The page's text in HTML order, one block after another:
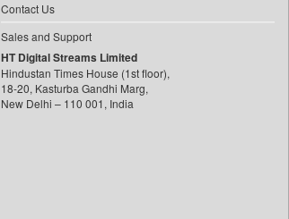
Contact Us
Sales and Support
HT Digital Streams Limited
Hindustan Times House (1st floor),
18-20, Kasturba Gandhi Marg,
New Delhi – 110 001, India